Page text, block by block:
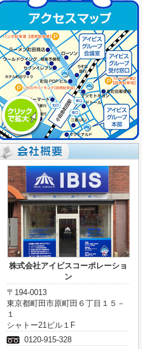
株式会社アイビスコーポレーショ
ン
〒194-0013
東京都町田市原町田６丁目１５－
１
シャトー21ビル１F
0120-915-328